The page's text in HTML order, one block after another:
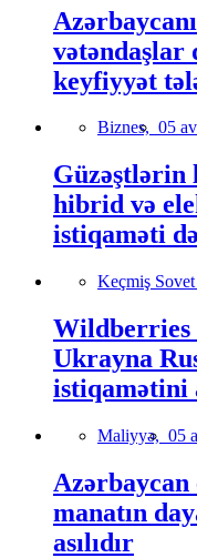
vətəndaşlar
keyfiyyət
Biznes, 05
Güzəştlərin
hibrid və
istiqaməti
Keçmiş Sovet
Wildberries
Ukrayna
istiqamətini
Maliyyə, 05
Azərbaycan
manatın
asılıdır